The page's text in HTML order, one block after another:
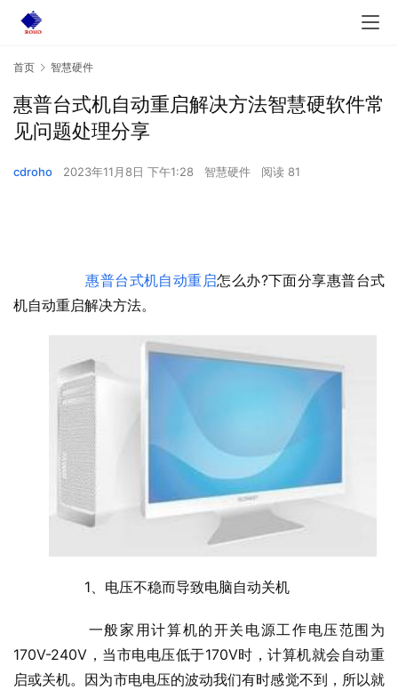
首页 智慧硬件
惠普台式机自动重启解决方法智慧硬软件常
见问题处理分享
cdroho 2023年11月8日 下午1:28 智慧硬件 阅读 81
惠普台式机自动重启怎么办?下面分享惠普台式
机自动重启解决方法。
  	1、电压不稳而导致电脑自动关机
170V-240V，当市电电压低于170V时，计算机就会自动重
启或关机。因为市电电压的波动我们有时感觉不到，所以就